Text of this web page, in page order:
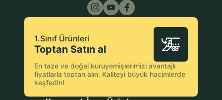
1.Sınıf Ürünleri
Toptan Satın al
En taze ve doğal kuruyemişlerimizi avantajlı
fiyatlarla toptan alın. Kaliteyi büyük hacimlerde
keşfedin!